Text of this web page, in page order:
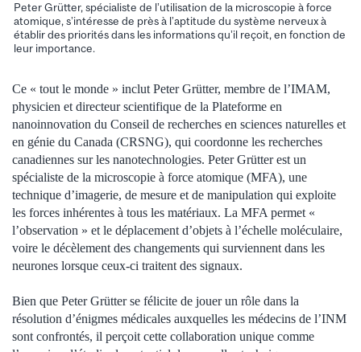
Peter Grütter, spécialiste de l’utilisation de la microscopie à force
atomique, s’intéresse de près à l’aptitude du système nerveux à
établir des priorités dans les informations qu’il reçoit, en fonction de
leur importance.
Ce « tout le monde » inclut Peter Grütter, membre de l’IMAM,
physicien et directeur scientifique de la Plateforme en
nanoinnovation du Conseil de recherches en sciences naturelles et
en génie du Canada (CRSNG), qui coordonne les recherches
canadiennes sur les nanotechnologies. Peter Grütter est un
spécialiste de la microscopie à force atomique (MFA), une
technique d’imagerie, de mesure et de manipulation qui exploite
les forces inhérentes à tous les matériaux. La MFA permet «
l’observation » et le déplacement d’objets à l’échelle moléculaire,
voire le décèlement des changements qui surviennent dans les
neurones lorsque ceux-ci traitent des signaux.
Bien que Peter Grütter se félicite de jouer un rôle dans la
résolution d’énigmes médicales auxquelles les médecins de l’INM
sont confrontés, il perçoit cette collaboration unique comme